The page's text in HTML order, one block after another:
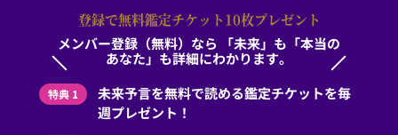
登録で無料鑑定チケット10枚プレゼント
メンバー登録（無料）なら
「未来」も「本当の
あなた」も詳細にわかります。
特典 1
未来予言を無料で読める鑑定チケットを毎
週プレゼント！